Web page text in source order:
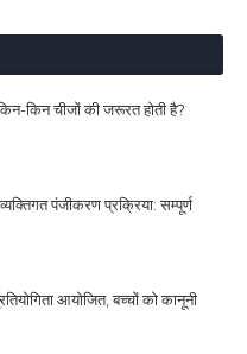
किन चीजों की जरूरत होती है?
पंजीकरण प्रक्रिया: सम्पूर्ण
आयोजित, बच्चों को कानूनी